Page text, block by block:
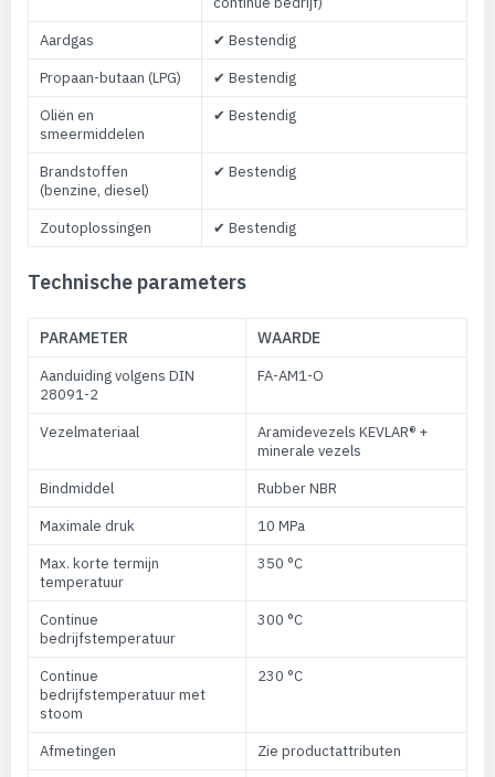
Aardgas
✔ Bestendig
Propaan-butaan (LPG)
✔ Bestendig
Oliën en
smeermiddelen
✔ Bestendig
Brandstoffen
(benzine, diesel)
✔ Bestendig
Zoutoplossingen ✔ Bestendig
Technische parameters
PARAMETER WAARDE
Aanduiding volgens DIN
28091-2
FA-AM1-O
Vezelmateriaal
Aramidevezels KEVLAR® +
minerale vezels
Bindmiddel
Rubber NBR
Maximale druk
10 MPa
Max. korte termijn
temperatuur
350 °C
Continue
bedrijfstemperatuur
300 °C
Continue
bedrijfstemperatuur met
stoom
230 °C
Afmetingen
Zie productattributen